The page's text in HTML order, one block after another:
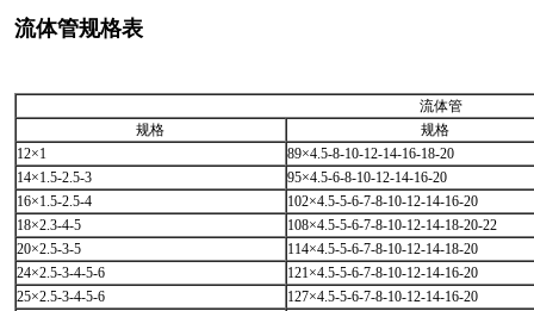
流体管规格表
流体管
规格
规格
12×1
89×4.5-8-10-12-14-16-18-20
14×1.5-2.5-3
95×4.5-6-8-10-12-14-16-20
16×1.5-2.5-4
102×4.5-5-6-7-8-10-12-14-16-20
18×2.3-4-5
108×4.5-5-6-7-8-10-12-14-18-20-22
20×2.5-3-5
114×4.5-5-6-7-8-10-12-14-18-20
24×2.5-3-4-5-6
121×4.5-5-6-7-8-10-12-14-16-20
25×2.5-3-4-5-6
127×4.5-5-6-7-8-10-12-14-16-20